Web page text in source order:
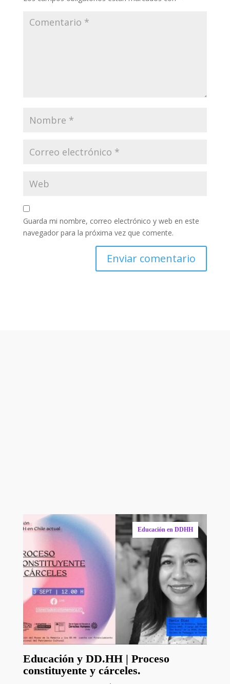
Guarda mi nombre, correo electrónico y web en este
navegador para la próxima vez que comente.
Enviar comentario
Educación en DDHH
Educación y DD.HH | Proceso
constituyente y cárceles.